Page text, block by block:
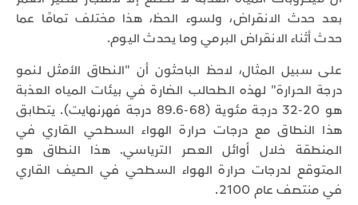
بعد حدث الانقراض، ولسوء الحظ، هذا مختلف تمامًا عما
حدث أثناء الانقراض البرمي وما يحدث اليوم.
على سبيل المثال، لاحظ الباحثون أن "النطاق الأمثل لنمو
درجة الحرارة" لهذه الطحالب الضارة في بيئات المياه العذبة
هو 20-32 درجة مئوية (68-89.6 درجة فهرنهايت). يتطابق
هذا النطاق مع درجات حرارة الهواء السطحي القاري في
المنطقة خلال أوائل العصر الترياسي. هذا النطاق هو
المتوقع لدرجات حرارة الهواء السطحي في الصيف القاري
في منتصف عام 2100.